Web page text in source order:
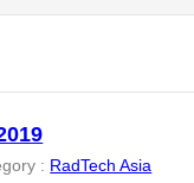
: RadTech Asia